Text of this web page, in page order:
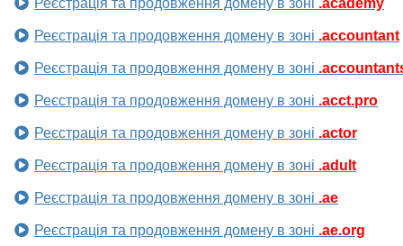
Реєстрація та продовження домену в зоні .academy
Реєстрація та продовження домену в зоні .accountant
Реєстрація та продовження домену в зоні
Реєстрація та продовження домену в зоні .acct.pro
Реєстрація та продовження домену в зоні .actor
Реєстрація та продовження домену в зоні .adult
Реєстрація та продовження домену в зоні .ae
Реєстрація та продовження домену в зоні .ae.org